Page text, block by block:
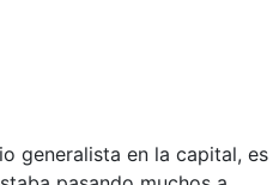
generalista en la capital, es